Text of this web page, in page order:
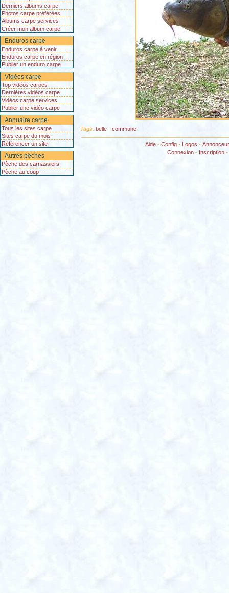
Derniers albums carpe
Photos carpe préférées
Albums carpe services
Créer mon album carpe
Enduros carpe
Enduros carpe à venir
Enduros carpe en région
Publier un enduro carpe
Vidéos carpe
Top vidéos carpes
Dernières vidéos carpe
Vidéos carpe services
Publier une vidéo carpe
Annuaire carpe
Tous les sites carpe
Sites carpe du mois
Référencer un site
Autres pêches
Pêche des carnassiers
Pêche au coup
Tags: belle- commune
Aide- Config- Logos -
Connexion - Inscription -